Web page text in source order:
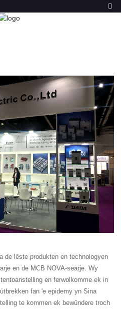
de lêste produkten en technologyen
en de MCB NOVA-searje. Wy
en ferwolkomme ek in
fan 'e epidemy yn Sina
te kommen ek bewûndere troch